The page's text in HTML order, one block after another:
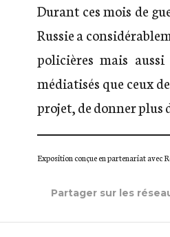
Durant ces mois de
Russie a
policières mais
médiatisés que ceux
projet, de donner plus
Exposition conçue en partenariat avec
Partager sur les